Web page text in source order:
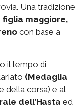
Una tradizione
figlia maggiore,
con base a
il tempo di
(Medaglia
della corsa) e al
dell’Hasta ed